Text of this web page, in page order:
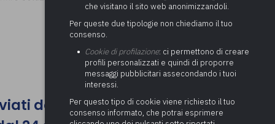
ai comuni per l’attivazione di
(Partenariato Pubblico
Privato)
Società e organismi
adempimenti degli enti locali
documento informatico
Protezione dei Dati (RPD,
altrimenti denominato Data
Protection Officer, DPO)
Supporto transizione al
digitale
Gestione IRAP
Consolidato
Relazione di fine e inizio
mandato
Supporto alla predisposizione
del Piano Economico-
Attività di supporto Gare
Energetiche (ex Legge 10/91)
Controllo Pratiche Sismiche
dall'8 al 23 agosto 2026
che visitano il sito web anonimizzandoli.
Per queste due tipologie non chiediamo il tuo
consenso.
Cookie di profilazione: ci permettono di creare
profili personalizzati e quindi di proporre
messaggi pubblicitari assecondando i tuoi
interessi.
Per questo tipo di cookie viene richiesto il tuo
consenso informato, che potrai esprimere